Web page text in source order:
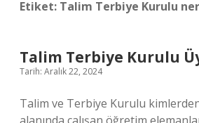
Etiket: Talim Terbiye Kurulu
Talim Terbiye Kurulu
Tarih: Aralık 22, 2024
Talim ve Terbiye Kurulu